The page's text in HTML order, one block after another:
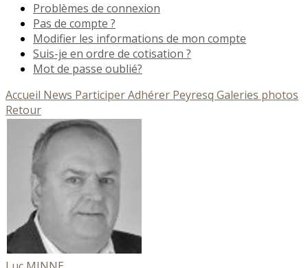
Problèmes de connexion
Pas de compte ?
Modifier les informations de mon compte
Suis-je en ordre de cotisation ?
Mot de passe oublié?
Accueil News ParticiperAdhérer Peyresq Galeries photos
Retour